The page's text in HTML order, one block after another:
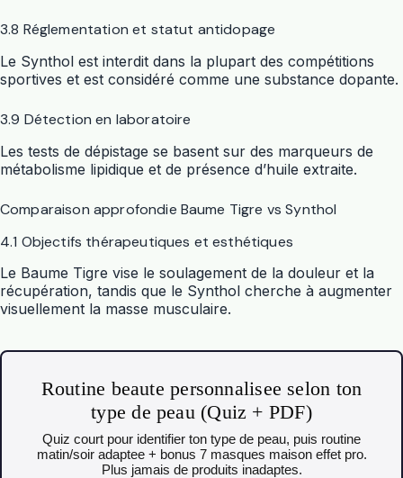
3.8 Réglementation et statut antidopage
Le Synthol est interdit dans la plupart des compétitions
sportives et est considéré comme une substance dopante.
3.9 Détection en laboratoire
Les tests de dépistage se basent sur des marqueurs de
métabolisme lipidique et de présence d’huile extraite.
Comparaison approfondie Baume Tigre vs Synthol
4.1 Objectifs thérapeutiques et esthétiques
Le Baume Tigre vise le soulagement de la douleur et la
récupération, tandis que le Synthol cherche à augmenter
visuellement la masse musculaire.
Routine beaute personnalisee selon ton
type de peau (Quiz + PDF)
Quiz court pour identifier ton type de peau, puis routine
matin/soir adaptee + bonus 7 masques maison effet pro.
Plus jamais de produits inadaptes.